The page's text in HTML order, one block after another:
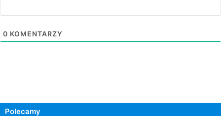
0 KOMENTARZY
Polecamy